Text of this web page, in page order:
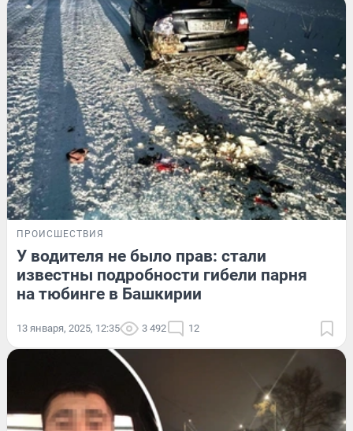
ПРОИСШЕСТВИЯ
У водителя не было прав: стали
известны подробности гибели парня
на тюбинге в Башкирии
13 января, 2025, 12:35 3 492 12